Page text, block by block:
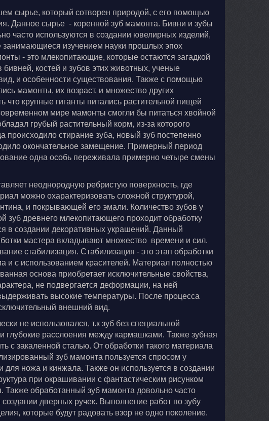
сырье, который сотворен природой, с его помощью
Данное сырье - коренной зуб мамонта. Бивни и зубы
часто используются в создании ювелирных изделий,
изучением науки прошлых эпох
- это млекопитающие, которые остаются загадкой
костей и зубов этих животных, ученые
и особенности существования. Также с помощью
мамонты, их возраст, и множество других
крупные гиганты питались растительной пищей
мире мамонты смогли бы питаться хвойной
грубый растительный корм, из-за которого
происходило стирание зуба, новый зуб постепенно
окончательное замещение. Примерный период
одна особь переживала примерно четыре смены
неоднородную ребристую поверхность, где
можно охарактеризовать сложной структурой,
и покрывающей его эмали. Количество зубов у
зуб древнего млекопитающего проходит обработку
в создании декоративных украшений. Данный
мастера вкладывают множество времени и сил.
стабилизация. Стабилизация - это этап обработки
с использованием красителей. Материал полностью
основа приобретает исключительные свойства,
не подвергается деформации, на ней
высокие температуры. После процесса
внешний вид.
не использовался, т.к зуб без специальной
глубокие расслоения между кармашками. Также зубная
с закаленной сталью. От обработки такого материала
зуб мамонта пользуется спросом у
ножа и кинжала. Также он используется в создании
при окрашивании с фантастическим рисунком
Также обработанный зуб мамонта довольно часто
дверных ручек. Выполнение работ по зубу
которые будут радовать взор не одно поколение.